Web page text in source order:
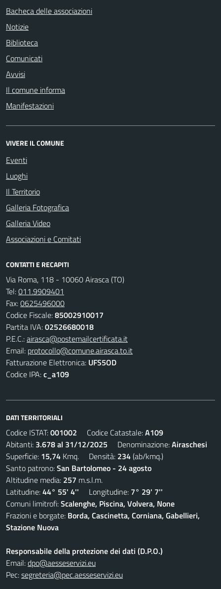
Bacheca delle associazioni
Notizie
Biblioteca
Comunicati
Avvisi
Il comune informa
Manifestazioni
VIVERE IL COMUNE
Eventi
Luoghi
Il Territorio
Galleria Fotografica
Galleria Video
Associazioni e Comitati
CONTATTI E RECAPITI
Via Roma, 118 - 10060 Airasca (TO)
Tel:011.9909401
Fax:0625496000
Codice Fiscale:85002910017
Partita IVA:02526680018
P.E.C.:airasca@postemailcertificata.it
Email: protocollo@comune.airasca.to.it
Fatturazione Elettronica: UFS5OD
Codice IPA:c_a109
DATI TERRITORIALI
Codice ISTAT:001002 Codice Catastale:A109
Abitanti: 3.678 al 31/12/2025 Denominazione:Airaschesi
Superficie: 15,74 Kmq. Densità: 234(ab/kmq.)
Santo patrono:San Bartolomeo - 24 agosto
Altitudine media: 257 m.s.l.m.
Latitudine:44° 55' 4'' Longitudine: 7° 29' 7''
Comuni limitrofi:Scalenghe, Piscina, Volvera, None
Frazioni e borgate: Borda, Cascinetta, Corniana, Gabellieri,
Stazione Nuova
Responsabile della protezione dei dati (D.P.O.)
Email:dpo@aesseservizi.eu
Pec:segreteria@pec.aesseservizi.eu